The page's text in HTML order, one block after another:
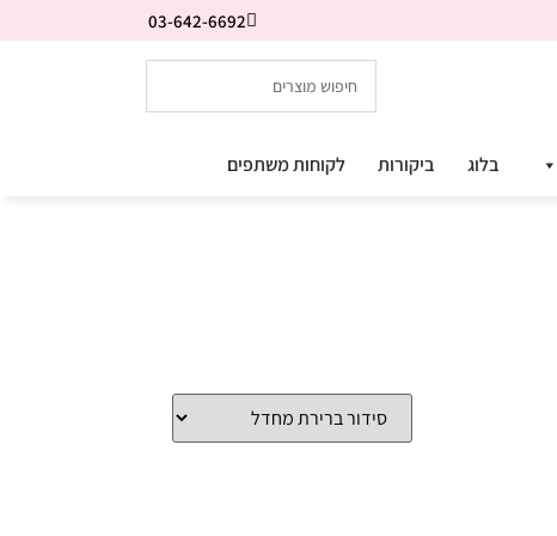
03-642-6692
בלוג ביקורות לקוחות משתפים